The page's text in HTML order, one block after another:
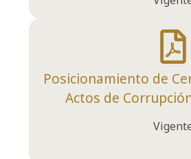
Posicionamiento de
Actos de